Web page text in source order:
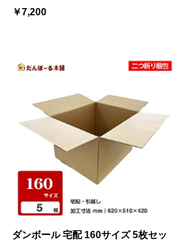
￥7,200
ダンボール 宅配 160サイズ 5枚セッ